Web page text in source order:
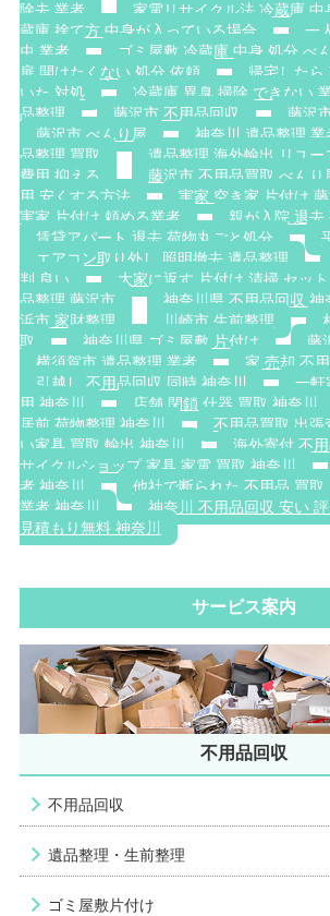
除去 業者
家電リサイクル法 冷蔵庫 中
蔵庫 捨て方 中身が入っている場合
一
虫 業者
ゴミ屋敷 冷蔵庫 中身 処分 べ
扉 開けたくない 処分 依頼
帰宅したら
いた 対処
冷蔵庫 異臭 掃除 できない
品整理
藤沢市 不用品回収
藤沢
藤沢市 べんり屋
神奈川 遺品整理 業
品整理 買取
遺品整理 海外輸出 リユー
費用 抑える
藤沢市 不用品買取 べんり
用 安くする方法
実家 空き家 片付け
実家 片付け 頼める業者
親が入院 退去
賃貸アパート 退去 荷物丸ごと処分
エアコン取り外し 照明撤去 遺品整理
判 良い
大家に返す 片付け 清掃 セット
品整理 藤沢市
神奈川県 不用品回収
浜市 家財整理
川崎市 生前整理
取
神奈川県 ゴミ屋敷 片付け
藤
横須賀市 遺品整理 業者
家 売却 不
引越し 不用品回収 同時 神奈川
一軒
用 神奈川
店舗 閉鎖 什器 買取 神奈川
居前 荷物整理 神奈川
不用品買取 出張
い家具 買取 輸出 神奈川
海外寄付 不
サイクルショップ 家具 家電 買取 神奈川
者 神奈川
他社で断られた 不用品 買取
業者 神奈川
神奈川 不用品回収 安い 評
見積もり無料 神奈川
サービス案内
不用品回収
不用品回収
遺品整理・生前整理
ゴミ屋敷片付け